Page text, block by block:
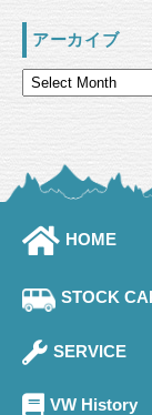
アーカイブ
HOME
STOCK
SERVICE
VW History